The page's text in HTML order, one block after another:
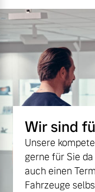
Wir sind
Unsere
gerne für Sie
auch einen
Fahrzeuge